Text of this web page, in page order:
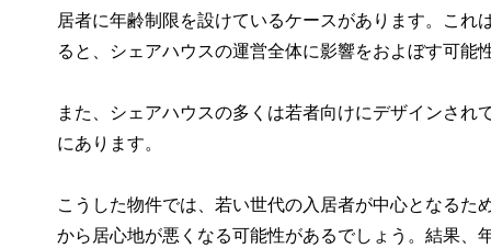
居者に年齢制限を設けているケースがあります。こ
ると、シェアハウスの運営全体に影響をおよぼす可能
また、シェアハウスの多くは若者向けにデザインさ
にあります。
こうした物件では、若い世代の入居者が中心となる
から居心地が悪くなる可能性があるでしょう。結果、